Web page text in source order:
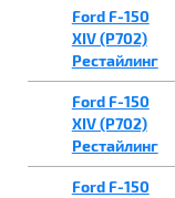
Ford F-150
XIV (P702)
Рестайлинг
Ford F-150
XIV (P702)
Рестайлинг
Ford F-150